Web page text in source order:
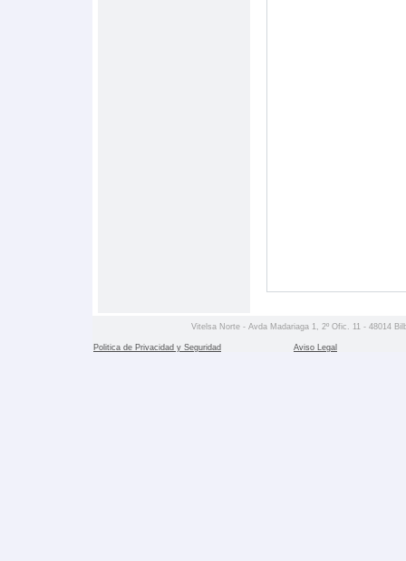
Vitelsa Norte - Avda Madariaga 1, 2º Ofic. 11 - 48014
Politica de Privacidad y Seguridad Aviso Legal